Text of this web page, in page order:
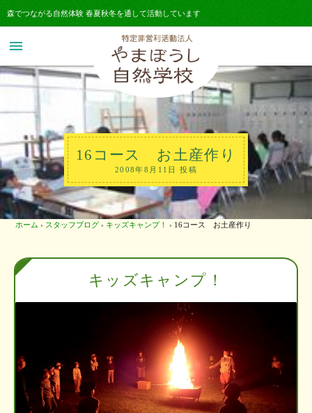
森でつながる自然体験 春夏秋冬を通して活動しています
menu
16コース お土産作り
2008年8月11日 投稿
ホーム › スタッフブログ › キッズキャンプ！ › 16コース お土産作り
キッズキャンプ！